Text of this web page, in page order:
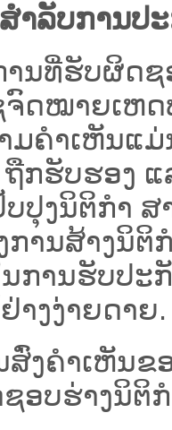
ຳລັບການປ
ນທີ່ຮັບຜິດຊອ
ຈົດໝາຍເຫດ
ມຄໍາເຫັນແ
ກຮັບຮອງ
ປຸງນິຕິກໍາ ສ
ການສ້າງນິ
ນການຮັບປະ
າງງ່າຍດາຍ.
ງຄໍາເຫັນຂ
ອບຮ່າງນິຕິກ